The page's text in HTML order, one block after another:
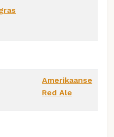
Amerikaanse
Red Ale